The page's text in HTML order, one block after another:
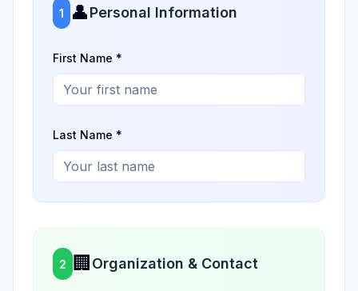
1 👤Personal Information
First Name *
Last Name *
2 🏢 Organization & Contact